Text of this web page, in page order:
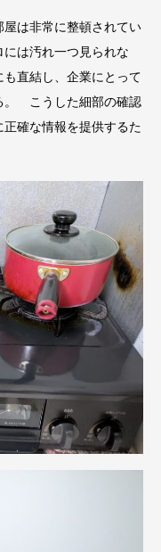
は非常に整頓されてい
は汚れ一つ見られな
直結し、企業にとって
。 こうした細部の確認
確な情報を提供するた